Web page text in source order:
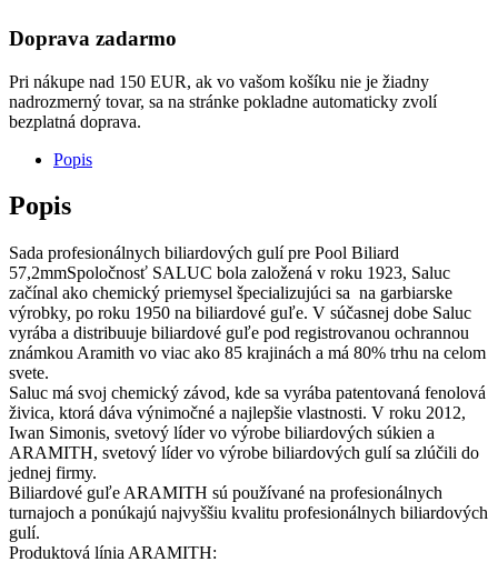
Doprava zadarmo
Pri nákupe nad 150 EUR, ak vo vašom košíku nie je žiadny
nadrozmerný tovar, sa na stránke pokladne automaticky zvolí
bezplatná doprava.
Popis
Popis
Sada profesionálnych biliardových gulí pre Pool Biliard
57,2mmSpoločnosť SALUC bola založená v roku 1923, Saluc
začínal ako chemický priemysel špecializujúci sa na garbiarske
výrobky, po roku 1950 na biliardové guľe. V súčasnej dobe Saluc
vyrába a distribuuje biliardové guľe pod registrovanou ochrannou
známkou Aramith vo viac ako 85 krajinách a má 80% trhu na celom
svete.
Saluc má svoj chemický závod, kde sa vyrába patentovaná fenolová
živica, ktorá dáva výnimočné a najlepšie vlastnosti. V roku 2012,
Iwan Simonis, svetový líder vo výrobe biliardových súkien a
ARAMITH, svetový líder vo výrobe biliardových gulí sa zlúčili do
jednej firmy.
Biliardové guľe ARAMITH sú používané na profesionálnych
turnajoch a ponúkajú najvyššiu kvalitu profesionálnych biliardových
gulí.
Produktová línia ARAMITH: